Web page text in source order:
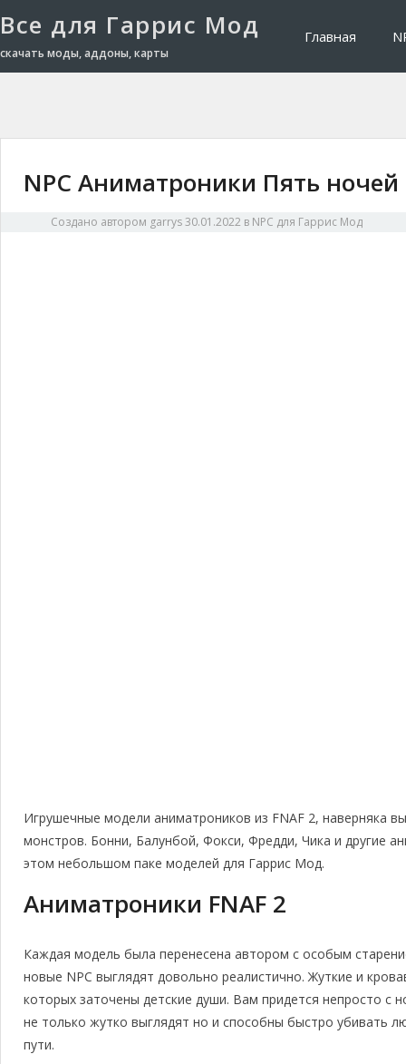
Все для Гаррис Мод
скачать моды, аддоны, карты
Главная
NPC Аниматроники Пять
Создано автором garrys30.01.2022 в NPC для Гаррис Мод
Игрушечные модели аниматроников из FNAF 2, наверняка
монстров. Бонни, Балунбой, Фокси, Фредди, Чика и другие
этом небольшом паке моделей для Гаррис Мод.
Аниматроники FNAF 2
Каждая модель была перенесена автором с особым
новые NPC выглядят довольно реалистично. Жуткие и
которых заточены детские души. Вам придется непросто с
не только жутко выглядят но и способны быстро убивать
пути.